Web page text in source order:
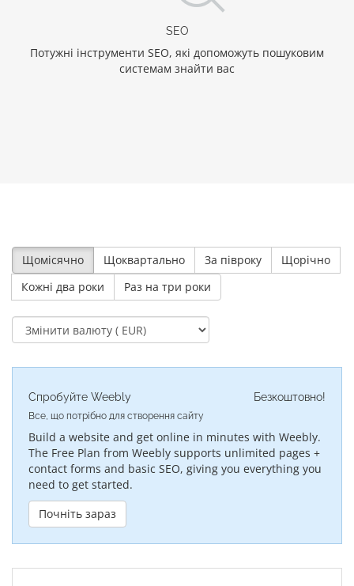
SEO
Потужні інструменти SEO, які допоможуть пошуковим
системам знайти вас
Щомісячно Щоквартально За півроку
Щорічно
Кожні два роки
Раз на три роки
Безкоштовно!
Спробуйте Weebly
Все, що потрібно для створення сайту
Build a website and get online in minutes with Weebly.
The Free Plan from Weebly supports unlimited pages +
contact forms and basic SEO, giving you everything you
need to get started.
Почніть зараз